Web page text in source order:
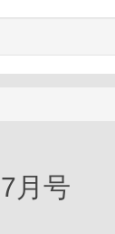
月号